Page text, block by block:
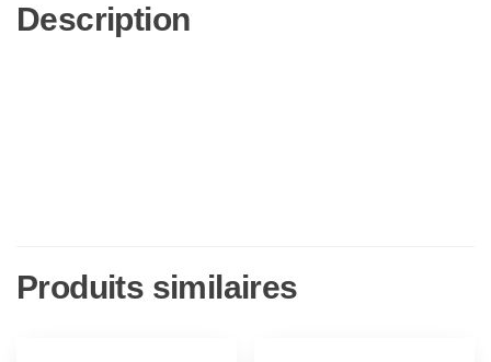
Description
Produits similaires